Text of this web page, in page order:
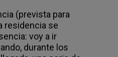
(prevista para
residencia se
voy a ir
durante los